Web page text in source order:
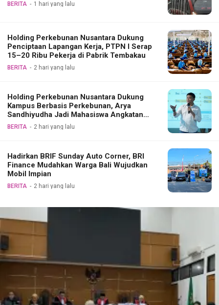
BERITA 1 hari yang lalu
Holding Perkebunan Nusantara Dukung
Penciptaan Lapangan Kerja, PTPN I Serap
15–20 Ribu Pekerja di Pabrik Tembakau
BERITA 2 hari yang lalu
Holding Perkebunan Nusantara Dukung
Kampus Berbasis Perkebunan, Arya
Sandhiyudha Jadi Mahasiswa Angkatan
Pertama Magister ITSI
BERITA 2 hari yang lalu
Hadirkan BRIF Sunday Auto Corner, BRI
Finance Mudahkan Warga Bali Wujudkan
Mobil Impian
BERITA 2 hari yang lalu